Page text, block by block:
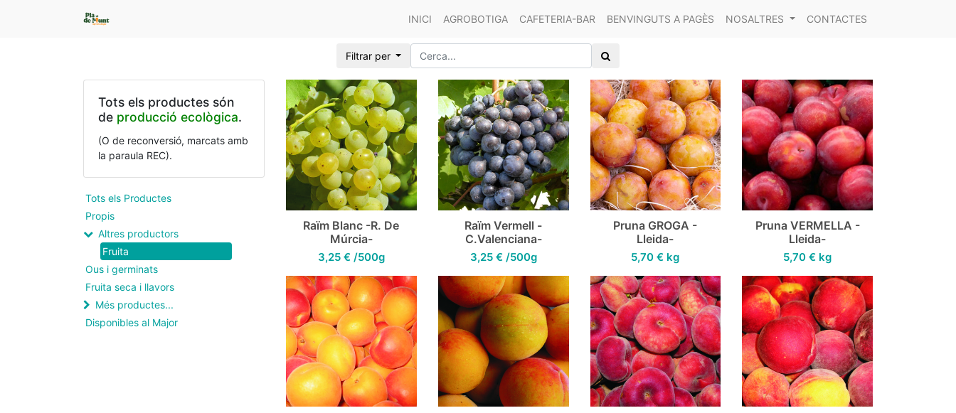
INICI AGROBOTIGA CAFETERIA-BAR BENVINGUTS A PAGÈS NOSALTRES CONTACTES
Filtrar per
Tots els productes són
de producció ecològica.
(O de reconversió, marcats amb
la paraula REC).
Tots els Productes
Propis
Altres productors
Fruita
Ous i germinats
Fruita seca i llavors
Més productes...
Disponibles al Major
Raïm Blanc -R. De
Múrcia-
3,25€ /500g
Raïm Vermell -
C.Valenciana-
3,25€ /500g
Pruna GROGA -
Lleida-
5,70 € kg
Pruna VERMELLA -
Lleida-
5,70 € kg